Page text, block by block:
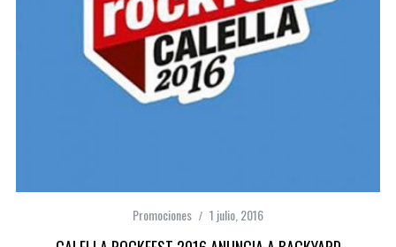
Promociones 1 julio, 2016